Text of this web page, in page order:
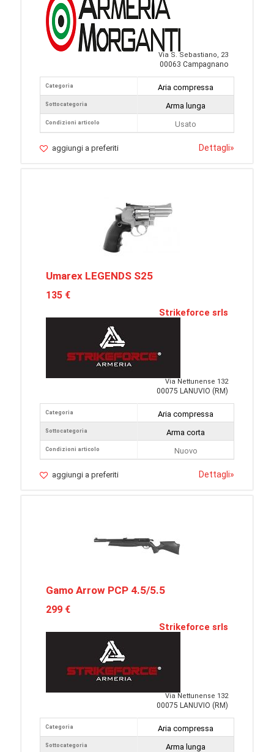
Via S. Sebastiano, 23
00063 Campagnano
Categoria
Sottocategoria
Condizioni articolo
Aria compressa
Arma lunga
Usato
aggiungi a preferiti Dettagli»
Umarex LEGENDS S25
135 €
Strikeforce srls
Via Nettunense 132
00075 LANUVIO (RM)
Categoria
Sottocategoria
Condizioni articolo
Aria compressa
Arma corta
Nuovo
aggiungi a preferiti Dettagli»
Gamo Arrow PCP 4.5/5.5
299 €
Strikeforce srls
Via Nettunense 132
00075 LANUVIO (RM)
Categoria
Sottocategoria
Aria compressa
Arma lunga